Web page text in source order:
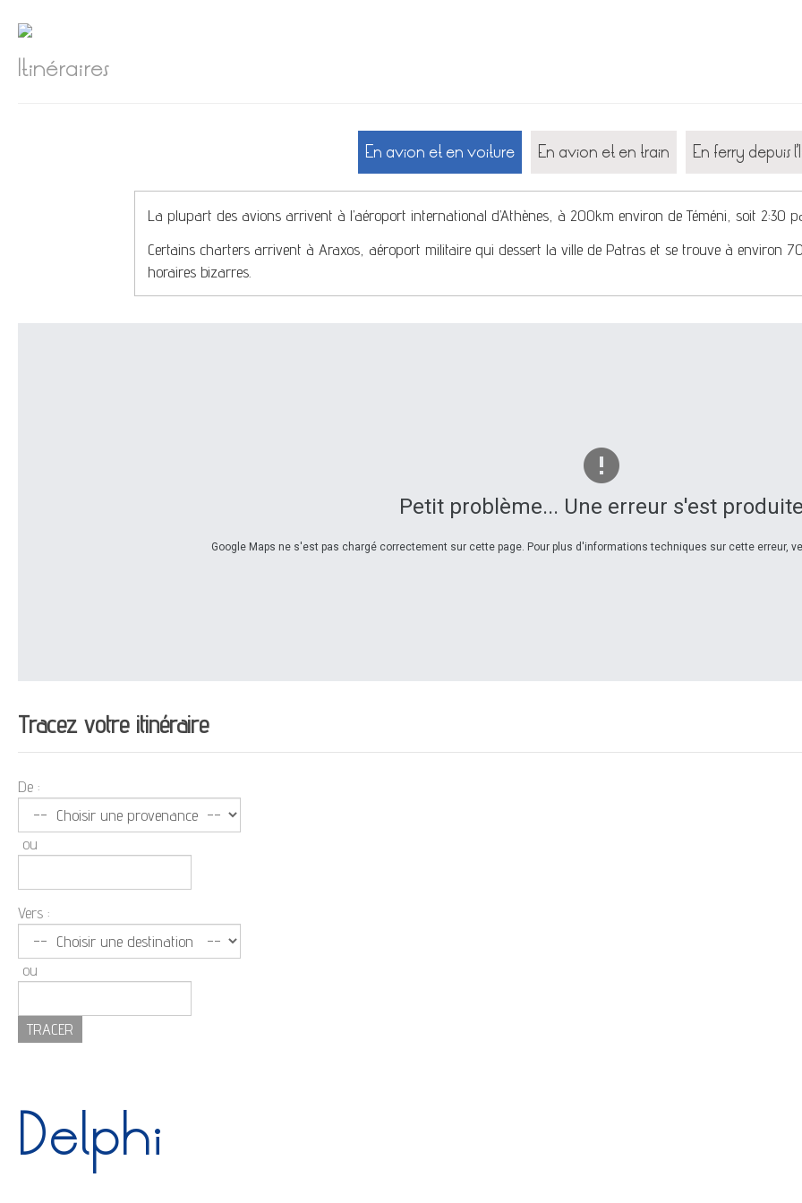
Itinéraires
En avion et en voiture En avion et en train En ferry depuis
La plupart des avions arrivent à l’aéroport international d’Athènes, à 200km environ de Téméni, soit 2:30
Certains charters arrivent à Araxos, aéroport militaire qui dessert la ville de Patras et se trouve à environ
horaires bizarres.
Petit problème... Une erreur s'est produite
Google Maps ne s'est pas chargé correctement sur cette page. Pour plus d'informations techniques sur cette erreur,
Tracez votre itinéraire
De :
ou
Vers :
ou
Delphi